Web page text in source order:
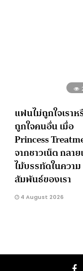
แฟนไม่ถูกใจเราห
ถูกใจคนอื่น เมื่อ
Princess
จากชาวเน็ต กลา
ไม้บรรทัดในความ
สัมพันธ์ของเรา
4 August 2026